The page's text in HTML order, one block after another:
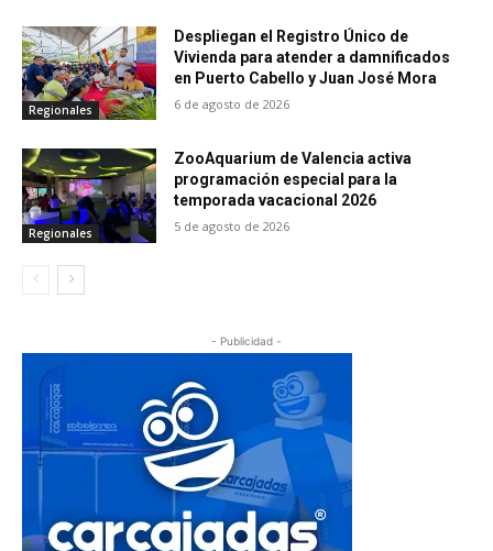
Regionales
Despliegan el Registro Único de
Vivienda para atender a damnificados
en Puerto Cabello y Juan José Mora
6 de agosto de 2026
Regionales
ZooAquarium de Valencia activa
programación especial para la
temporada vacacional 2026
5 de agosto de 2026
- Publicidad -